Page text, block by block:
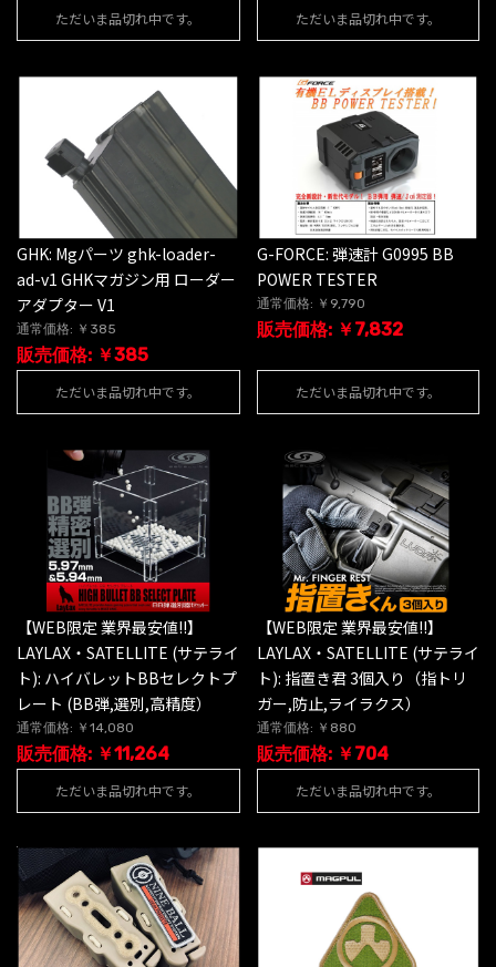
ただいま品切れ中です。 ただいま品切れ中です。
GHK: Mgパーツ ghk-loader-
ad-v1 GHKマガジン用 ローダー
アダプター V1
通常価格: ￥385
販売価格: ￥385
ただいま品切れ中です。
G-FORCE: 弾速計 G0995 BB
POWER TESTER
通常価格: ￥9,790
販売価格: ￥7,832
ただいま品切れ中です。
【WEB限定 業界最安値!!】
LAYLAX・SATELLITE (サテライ
ト): ハイバレットBBセレクトプ
レート (BB弾,選別,高精度）
通常価格: ￥14,080
販売価格: ￥11,264
ただいま品切れ中です。
【WEB限定 業界最安値!!】
LAYLAX・SATELLITE (サテライ
ト): 指置き君 3個入り（指トリ
ガー,防止,ライラクス）
通常価格: ￥880
販売価格: ￥704
ただいま品切れ中です。